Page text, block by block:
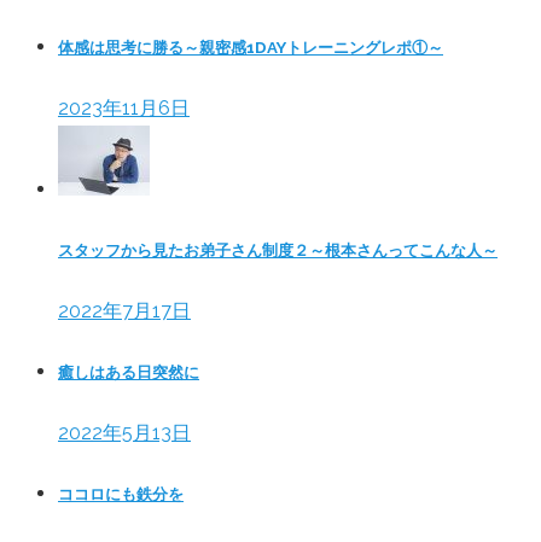
体感は思考に勝る～親密感1DAYトレーニングレポ①～
2023年11月6日
スタッフから見たお弟子さん制度２～根本さんってこんな人～
2022年7月17日
癒しはある日突然に
2022年5月13日
ココロにも鉄分を